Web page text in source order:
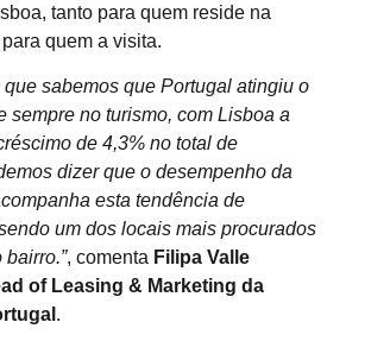
tanto para quem reside na
quem a visita.
que sabemos que Portugal atingiu o
sempre no turismo, com Lisboa a
de 4,3% no total de
dizer que o desempenho da
esta tendência de
um dos locais mais procurados
, comenta Filipa Valle
of Leasing & Marketing da
.